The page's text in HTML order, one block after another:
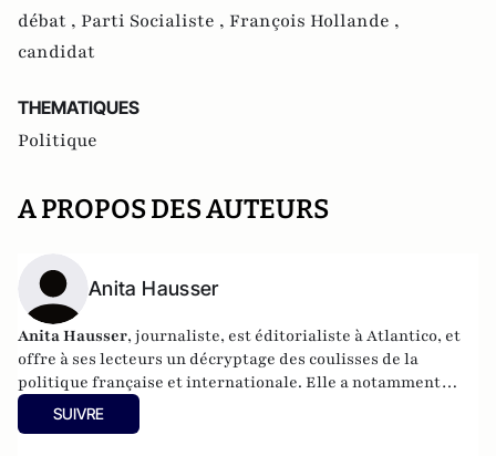
débat , Parti Socialiste , François Hollande ,
candidat
THEMATIQUES
Politique
A PROPOS DES AUTEURS
Anita Hausser
Anita Hausser, journaliste, est éditorialiste à Atlantico, et
offre à ses lecteurs un décryptage des coulisses de la
politique française et internationale. Elle a notamment
publiéSarkozy, itinéraire d'une ambition
l'Archipel, 2003). Elle a également réalisé les documentaires
SUIVRE